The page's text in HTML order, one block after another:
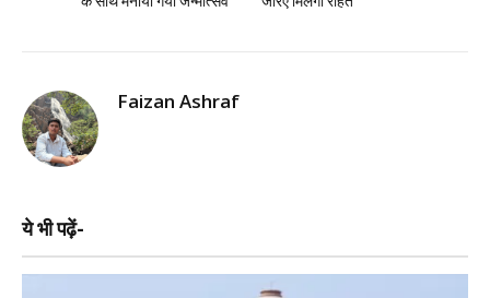
Faizan Ashraf
ये भी पढ़ें-